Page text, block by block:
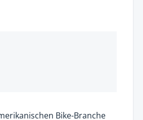
Bike-Branche